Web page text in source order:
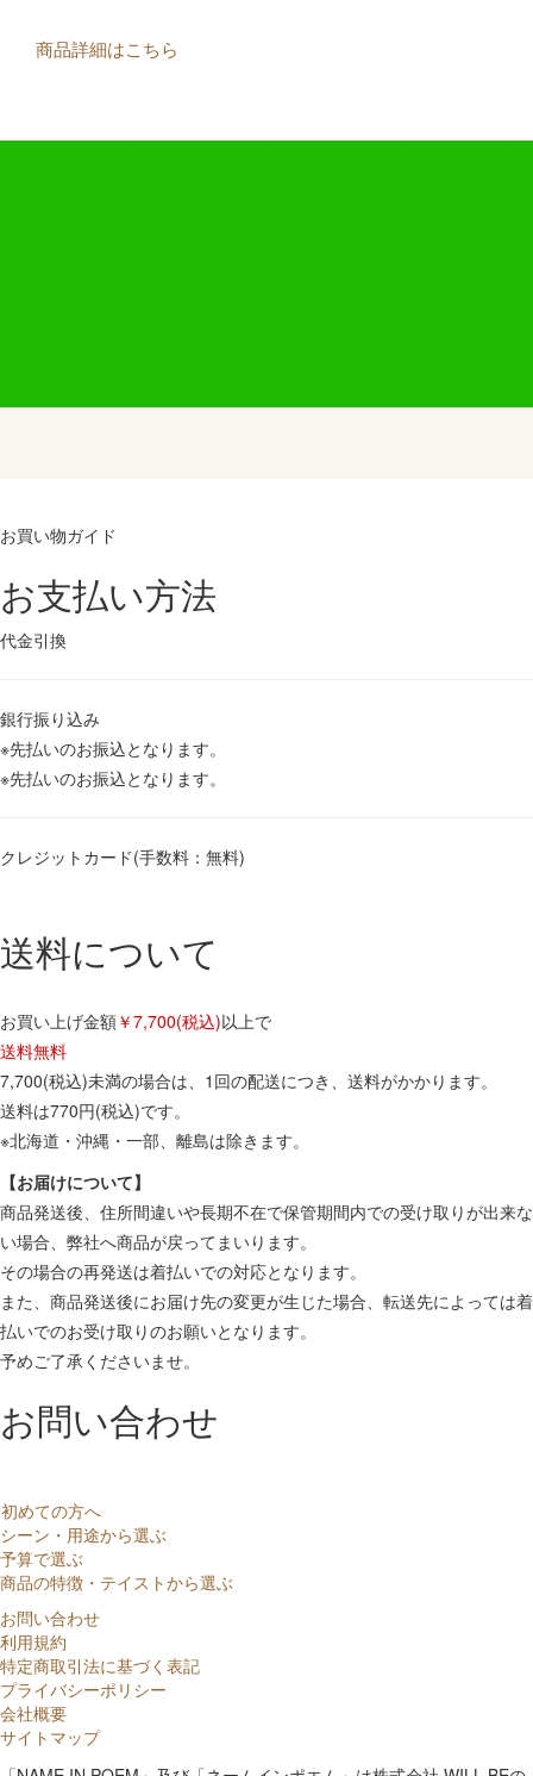
商品詳細はこちら
お買い物ガイド
お支払い方法
代金引換
銀行振り込み
※先払いのお振込となります。
※先払いのお振込となります。
クレジットカード(手数料：無料)
送料について
お買い上げ金額￥7,700(税込)以上で
送料無料
7,700(税込)未満の場合は、1回の配送につき、送料がかかります。
送料は770円(税込)です。
※北海道・沖縄・一部、離島は除きます。
【お届けについて】
商品発送後、住所間違いや長期不在で保管期間内での受け取りが出来な
い場合、弊社へ商品が戻ってまいります。
その場合の再発送は着払いでの対応となります。
また、商品発送後にお届け先の変更が生じた場合、転送先によっては着
払いでのお受け取りのお願いとなります。
予めご了承くださいませ。
お問い合わせ
初めての方へ
シーン・用途から選ぶ
予算で選ぶ
商品の特徴・テイストから選ぶ
お問い合わせ
利用規約
特定商取引法に基づく表記
プライバシーポリシー
会社概要
サイトマップ